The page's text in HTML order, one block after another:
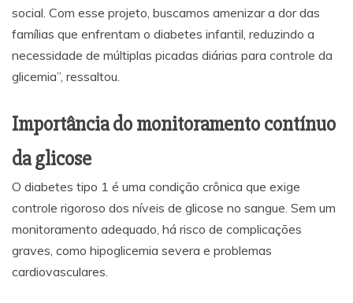
social. Com esse projeto, buscamos amenizar a dor das
famílias que enfrentam o diabetes infantil, reduzindo a
necessidade de múltiplas picadas diárias para controle da
glicemia”, ressaltou.
Importância do monitoramento contínuo
da glicose
O diabetes tipo 1 é uma condição crônica que exige
controle rigoroso dos níveis de glicose no sangue. Sem um
monitoramento adequado, há risco de complicações
graves, como hipoglicemia severa e problemas
cardiovasculares.